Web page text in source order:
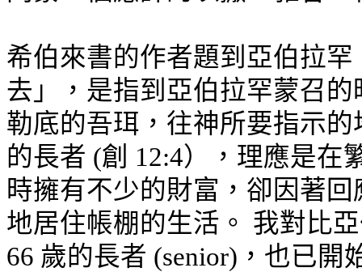
希伯來書的作者題到亞伯拉
去」，是指到亞伯拉罕蒙召
勒底的吾珥，往神所要指示
的長者 (創 12:4），理應是在
時擁有不少的財富，卻因著
地居住帳棚的生活。 我對比
66 歲的長者 (senior)，也已